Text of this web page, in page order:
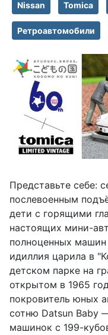
Nissan Tomica
Ретроавтомобили
Представьте себе:
послевоенным
дети с горящими
настоящих мини-
полноценных машин
идиллия царила в
детском парке на
открытом в 1965
покровитель юных
сотню Datsun Baby
машинок с 199-